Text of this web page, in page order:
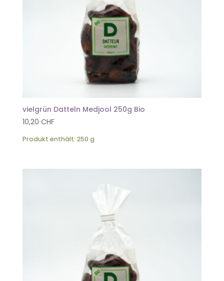
vielgrün Datteln Medjool 250g Bio
10,20 CHF
Produkt enthält: 250 g